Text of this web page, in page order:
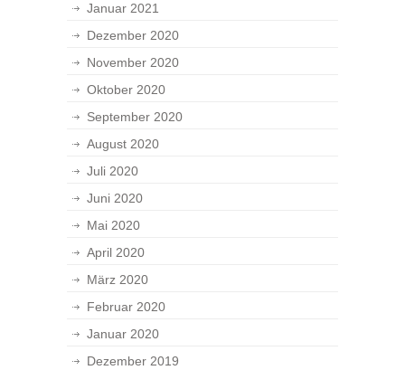
Januar 2021
Dezember 2020
November 2020
Oktober 2020
September 2020
August 2020
Juli 2020
Juni 2020
Mai 2020
April 2020
März 2020
Februar 2020
Januar 2020
Dezember 2019